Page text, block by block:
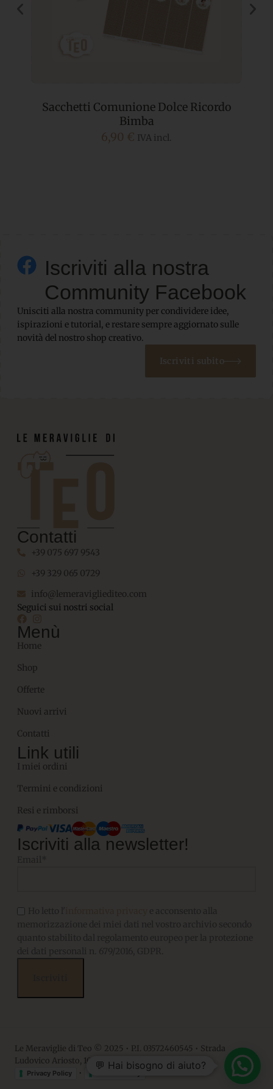
Sacchetti Comunione Dolce Ricordo
Bimba
6,90 € IVA incl.
Iscriviti alla nostra
Community Facebook
Unisciti alla nostra community per condividere idee,
ispirazioni e tutorial, e restare sempre aggiornato sulle
novità del nostro shop creativo.
Iscriviti subito
Contatti
+39 075 697 9543
+39 329 065 0729
info@lemeravigliediteo.com
Seguici sui nostri social
Menù
Home
Shop
Offerte
Nuovi arrivi
Contatti
Link utili
I miei ordini
Termini e condizioni
Resi e rimborsi
Iscriviti alla newsletter!
Le Meraviglie di Teo © 2025 • P.I. 03572460545 • Strada
Ludovico Ariosto, 10 • 06063, Magione PG
Privacy Policy •
💬 Hai bisogno di aiuto?